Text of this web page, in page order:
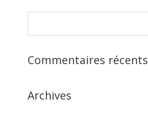
Commentaires récents
Archives